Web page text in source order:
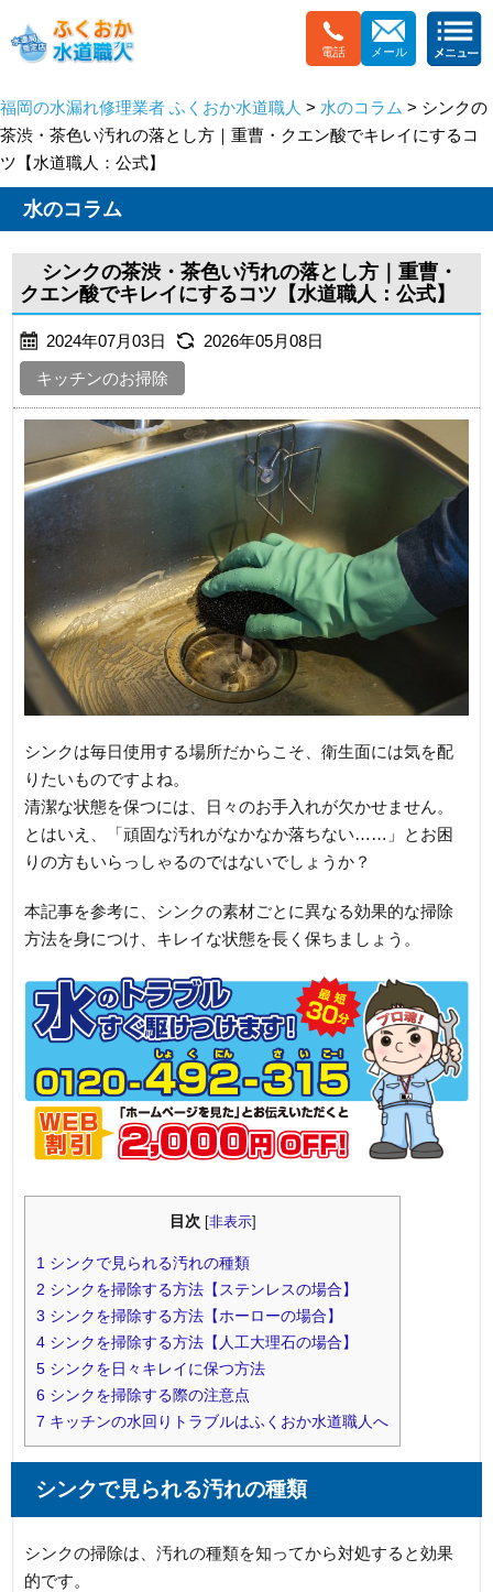
電話 メール
福岡の水漏れ修理業者 ふくおか水道職人 > 水のコラム > シンクの
茶渋・茶色い汚れの落とし方｜重曹・クエン酸でキレイにするコ
ツ【水道職人：公式】
水のコラム
シンクの茶渋・茶色い汚れの落とし方｜重曹・
クエン酸でキレイにするコツ【水道職人：公式】
2024年07月03日
2026年05月08日
キッチンのお掃除
シンクは毎日使用する場所だからこそ、衛生面には気を配
りたいものですよね。
清潔な状態を保つには、日々のお手入れが欠かせません。
とはいえ、「頑固な汚れがなかなか落ちない……」とお困
りの方もいらっしゃるのではないでしょうか？
本記事を参考に、シンクの素材ごとに異なる効果的な掃除
方法を身につけ、キレイな状態を長く保ちましょう。
目次 [非表示]
1 シンクで見られる汚れの種類
2 シンクを掃除する方法【ステンレスの場合】
3 シンクを掃除する方法【ホーローの場合】
4 シンクを掃除する方法【人工大理石の場合】
5 シンクを日々キレイに保つ方法
6 シンクを掃除する際の注意点
7 キッチンの水回りトラブルはふくおか水道職人へ
シンクで見られる汚れの種類
シンクの掃除は、汚れの種類を知ってから対処すると効果
的です。